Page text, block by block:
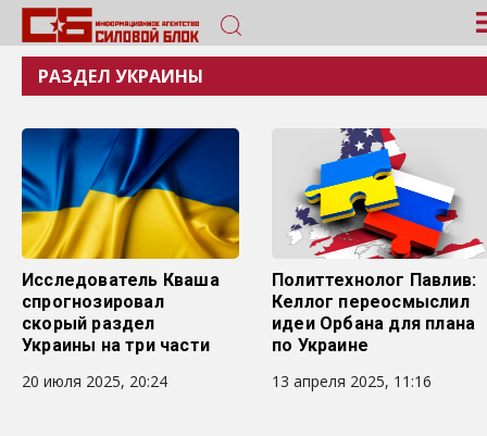
РАЗДЕЛ УКРАИНЫ
Исследователь Кваша
спрогнозировал
скорый раздел
Украины на три части
20 июля 2025, 20:24
Политтехнолог Павлив:
Келлог переосмыслил
идеи Орбана для плана
по Украине
13 апреля 2025, 11:16